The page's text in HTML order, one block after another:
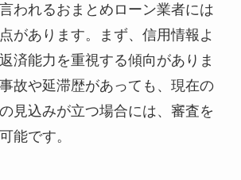
われるおまとめローン業者には
があります。まず、信用情報よ
済能力を重視する傾向がありま
故や延滞歴があっても、現在の
見込みが立つ場合には、審査を
能です。